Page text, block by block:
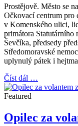
Prostějově. Město se
Očkovací centrum pro
v Komenského ulici,
primátora Statutárního
Ševčíka, předsedy
Středomoravské
uplynulý pátek i
Číst dál …
Featured
Opilec za